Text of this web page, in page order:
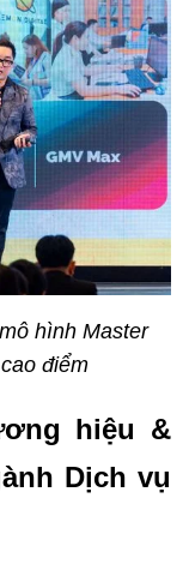
hình Master
điểm
hiệu &
Dịch vụ